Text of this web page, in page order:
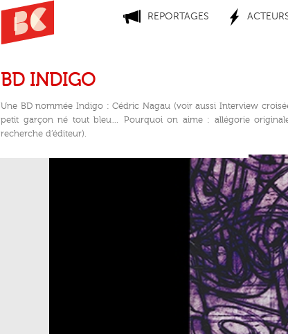
REPORTAGES
BD INDIGO
Une BD nommée Indigo : Cédric Nagau (voir aussi Interview
petit garçon né tout bleu… Pourquoi on aime : allégorie
recherche d’éditeur).